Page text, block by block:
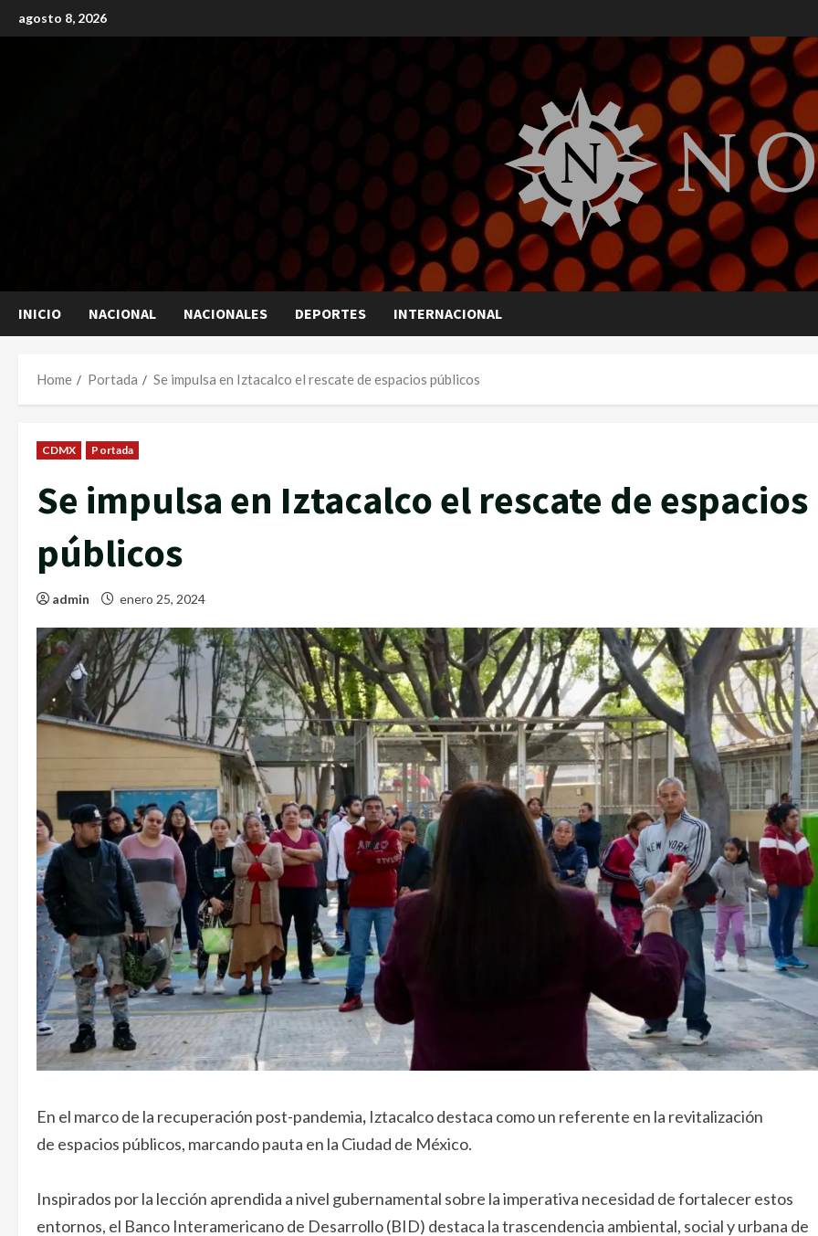
to
agosto 8, 2026
INICIO NACIONAL NACIONALES DEPORTES INTERNACIONAL
Home Portada Se impulsa en Iztacalco el rescate de espacios públicos
CDMX Portada
Se impulsa en Iztacalco el rescate de espacios
públicos
admin enero 25, 2024
En el marco de la recuperación post-pandemia, Iztacalco destaca como un referente en la revitalización
de espacios públicos, marcando pauta en la Ciudad de México.
Inspirados por la lección aprendida a nivel gubernamental sobre la imperativa necesidad de fortalecer estos
entornos, el Banco Interamericano de Desarrollo (BID) destaca la trascendencia ambiental, social y urbana de